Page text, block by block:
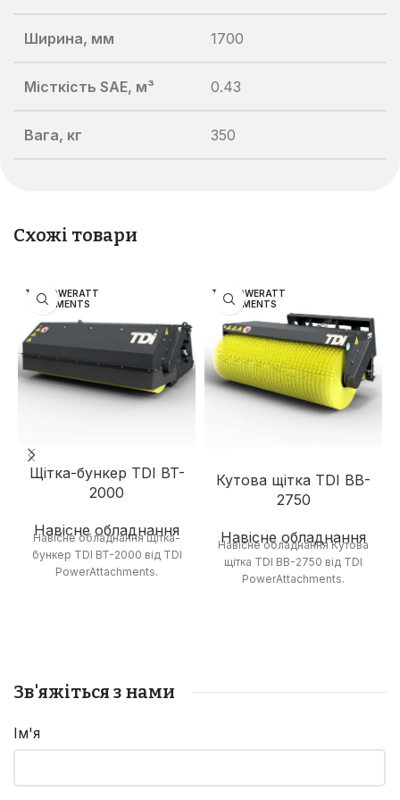
Ширина, мм 1700
Місткість SAE, м³ 0.43
Вага, кг 350
Схожі товари
TDI POWERATT
ACHMENTS
Щітка-бункер TDI BT-
2000
Навісне обладнання
Навісне обладнання Щітка-
бункер TDI BT-2000 від TDI
PowerAttachments.
TDI POWERATT
ACHMENTS
Кутова щітка TDI BB-
2750
Навісне обладнання
Навісне обладнання Кутова
щітка TDI BB-2750 від TDI
PowerAttachments.
Зв'яжіться з нами
Ім'я